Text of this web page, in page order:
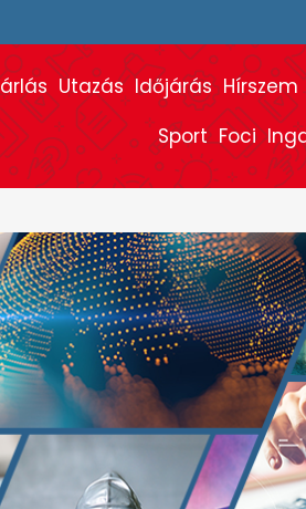
Utazás Időjárás Hírszem
Sport Foci